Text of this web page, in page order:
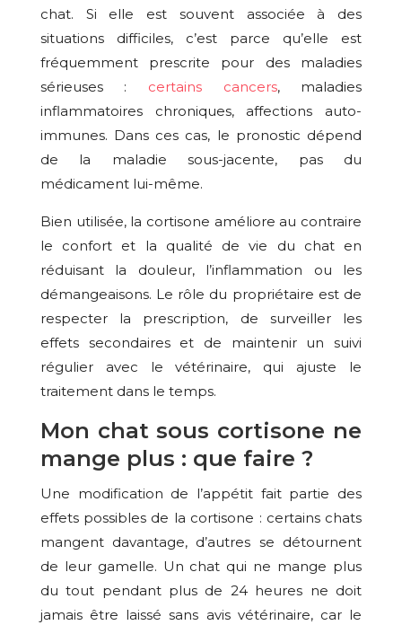
chat. Si elle est souvent associée à des
situations difficiles, c’est parce qu’elle est
fréquemment prescrite pour des maladies
sérieuses : certains cancers, maladies
inflammatoires chroniques, affections auto-
immunes. Dans ces cas, le pronostic dépend
de la maladie sous-jacente, pas du
médicament lui-même.
Bien utilisée, la cortisone améliore au contraire
le confort et la qualité de vie du chat en
réduisant la douleur, l’inflammation ou les
démangeaisons. Le rôle du propriétaire est de
respecter la prescription, de surveiller les
effets secondaires et de maintenir un suivi
régulier avec le vétérinaire, qui ajuste le
traitement dans le temps.
Mon chat sous cortisone ne
mange plus : que faire ?
Une modification de l’appétit fait partie des
effets possibles de la cortisone : certains chats
mangent davantage, d’autres se détournent
de leur gamelle. Un chat qui ne mange plus
du tout pendant plus de 24 heures ne doit
jamais être laissé sans avis vétérinaire, car le